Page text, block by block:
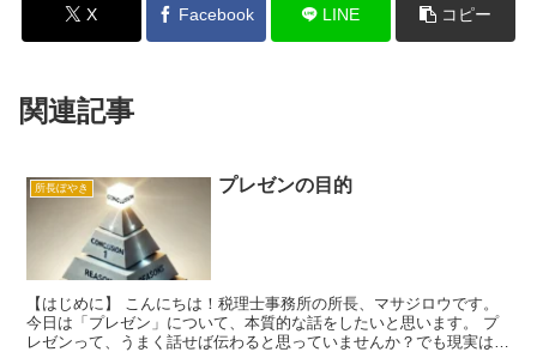
X Facebook LINE コピー
関連記事
所長ぼやき プレゼンの目的
【はじめに】 こんにちは！税理士事務所の所長、マサジロウです。
今日は「プレゼン」について、本質的な話をしたいと思います。 プ
レゼンって、うまく話せば伝わると思っていませんか？でも現実は、